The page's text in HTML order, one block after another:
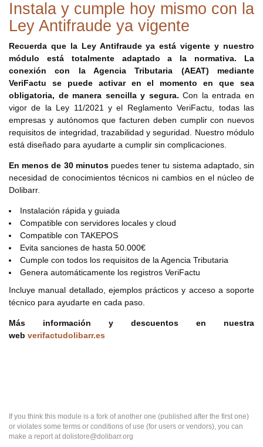
Instala y cumple hoy mismo con la
Ley Antifraude ya vigente
Recuerda que la Ley Antifraude ya está vigente y nuestro
módulo está totalmente adaptado a la normativa. La
conexión con la Agencia Tributaria (AEAT) mediante
VeriFactu se puede activar en el momento en que sea
obligatoria, de manera sencilla y segura. Con la entrada en
vigor de la Ley 11/2021 y el Reglamento VeriFactu, todas las
empresas y autónomos que facturen deben cumplir con nuevos
requisitos de integridad, trazabilidad y seguridad. Nuestro módulo
está diseñado para ayudarte a cumplir sin complicaciones.
En menos de 30 minutospuedes tener tu sistema adaptado, sin
necesidad de conocimientos técnicos ni cambios en el núcleo de
Dolibarr.
Instalación rápida y guiada
Compatible con servidores locales y cloud
Compatible con TAKEPOS
Evita sanciones de hasta 50.000€
Cumple con todos los requisitos de la Agencia Tributaria
Genera automáticamente los registros VeriFactu
Incluye manual detallado, ejemplos prácticos y acceso a soporte
técnico para ayudarte en cada paso.
Más información y descuentos en nuestra
web verifactudolibarr.es
If you think this module is a fork of another one (published after the first one)
or violates some terms or conditions of use (for users or vendors), you can
make a report at dolistore@dolibarr.org